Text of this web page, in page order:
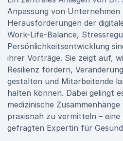
Anpassung von Unternehmen
Herausforderungen der
Work-Life-Balance,
Persönlichkeitsentwicklung
ihrer Vorträge. Sie zeigt auf,
Resilienz fördern,
gestalten und Mitarbeitende
halten können. Dabei gelingt
medizinische
praxisnah zu vermitteln –
gefragten Expertin für